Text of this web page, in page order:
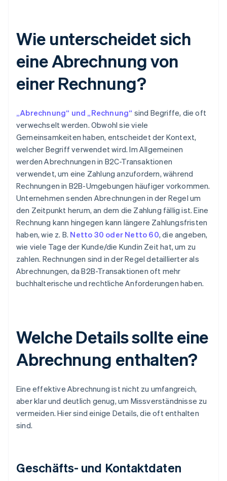
Wie unterscheidet sich
eine Abrechnung von
einer Rechnung?
„Abrechnung“ und „Rechnung“ sind Begriffe, die oft
verwechselt werden. Obwohl sie viele
Gemeinsamkeiten haben, entscheidet der Kontext,
welcher Begriff verwendet wird. Im Allgemeinen
werden Abrechnungen in B2C-Transaktionen
verwendet, um eine Zahlung anzufordern, während
Rechnungen in B2B-Umgebungen häufiger vorkommen.
Unternehmen senden Abrechnungen in der Regel um
den Zeitpunkt herum, an dem die Zahlung fällig ist. Eine
Rechnung kann hingegen kann längere Zahlungsfristen
haben, wie z. B. Netto 30 oder Netto 60, die angeben,
wie viele Tage der Kunde/die Kundin Zeit hat, um zu
zahlen. Rechnungen sind in der Regel detaillierter als
Abrechnungen, da B2B-Transaktionen oft mehr
buchhalterische und rechtliche Anforderungen haben.
Welche Details sollte eine
Abrechnung enthalten?
Eine effektive Abrechnung ist nicht zu umfangreich,
aber klar und deutlich genug, um Missverständnisse zu
vermeiden. Hier sind einige Details, die oft enthalten
sind.
Geschäfts- und Kontaktdaten